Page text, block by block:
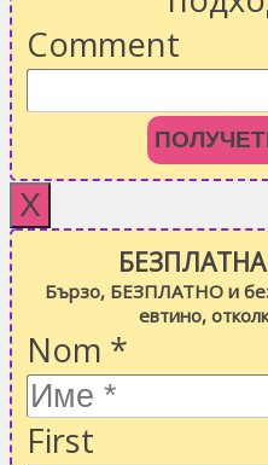
Comment
X
Бързо, БЕЗПЛАТНО и
евтино,
Nom *
First